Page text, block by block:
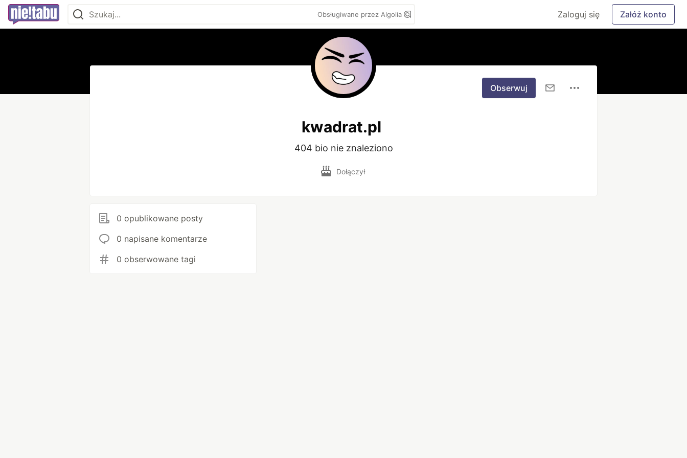
Obsługiwane przez Algolia Zaloguj się Załóż konto
Obserwuj
kwadrat.pl
404 bio nie znaleziono
Dołączył
0 opublikowane posty
0 napisane komentarze
0 obserwowane tagi